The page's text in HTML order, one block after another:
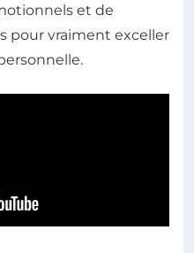
et de
pour vraiment exceller